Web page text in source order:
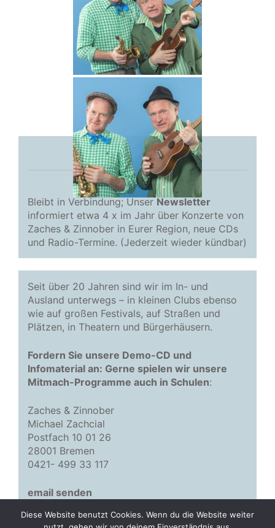
Bleibt in Verbindung; UnserNewsletter
informiert etwa 4 x im Jahr über Konzerte von
Zaches & Zinnober in Eurer Region, neue CDs
und Radio-Termine. (Jederzeit wieder kündbar)
Seit über 20 Jahren sind wir im In- und
Ausland unterwegs – in kleinen Clubs ebenso
wie auf großen Festivals, auf Straßen und
Plätzen, in Theatern und Bürgerhäusern.
Fordern Sie unsere Demo-CD und
Infomaterial an: Gerne spielen wir unsere
Mitmach-Programme auch in Schulen:
Zaches & Zinnober
Michael Zachcial
Postfach 10 01 26
28001 Bremen
0421- 499 33 117
email senden
Diese Website benutzt Cookies. Wenn du die Website weiter